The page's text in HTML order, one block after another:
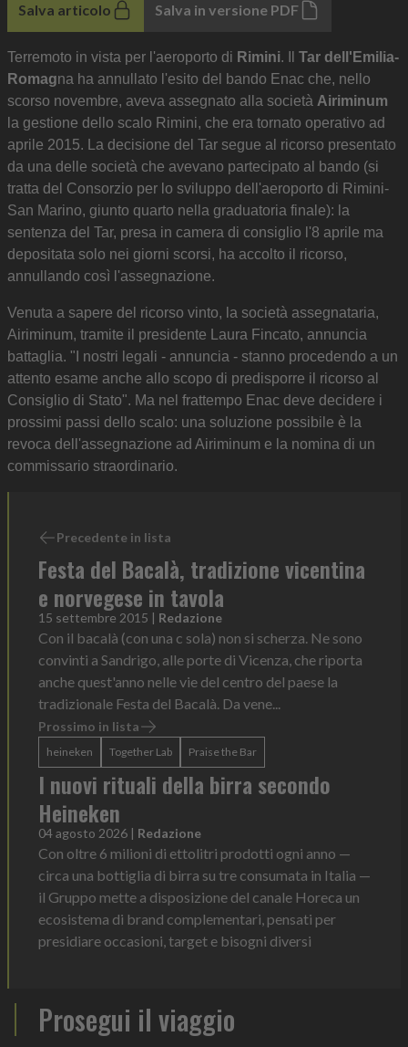
Salva articolo Salva in versione PDF
Terremoto in vista per l'aeroporto di Rimini. Il Tar dell'Emilia-
Romagna ha annullato l'esito del bando Enac che, nello
scorso novembre, aveva assegnato alla società Airiminum
la gestione dello scalo Rimini, che era tornato operativo ad
aprile 2015. La decisione del Tar segue al ricorso presentato
da una delle società che avevano partecipato al bando (si
tratta del Consorzio per lo sviluppo dell'aeroporto di Rimini-
San Marino, giunto quarto nella graduatoria finale): la
sentenza del Tar, presa in camera di consiglio l'8 aprile ma
depositata solo nei giorni scorsi, ha accolto il ricorso,
annullando così l'assegnazione.
Venuta a sapere del ricorso vinto, la società assegnataria,
Airiminum, tramite il presidente Laura Fincato, annuncia
battaglia. "I nostri legali - annuncia - stanno procedendo a un
attento esame anche allo scopo di predisporre il ricorso al
Consiglio di Stato". Ma nel frattempo Enac deve decidere i
prossimi passi dello scalo: una soluzione possibile è la
revoca dell'assegnazione ad Airiminum e la nomina di un
commissario straordinario.
Precedente in lista
Festa del Bacalà, tradizione vicentina
e norvegese in tavola
15 settembre 2015 | Redazione
Con il bacalà (con una c sola) non si scherza. Ne sono
convinti a Sandrigo, alle porte di Vicenza, che riporta
anche quest'anno nelle vie del centro del paese la
tradizionale Festa del Bacalà. Da vene...
Prossimo in lista
heineken Together Lab Praise the Bar
I nuovi rituali della birra secondo
Heineken
04 agosto 2026 | Redazione
Con oltre 6 milioni di ettolitri prodotti ogni anno —
circa una bottiglia di birra su tre consumata in Italia —
il Gruppo mette a disposizione del canale Horeca un
ecosistema di brand complementari, pensati per
presidiare occasioni, target e bisogni diversi
Prosegui il viaggio